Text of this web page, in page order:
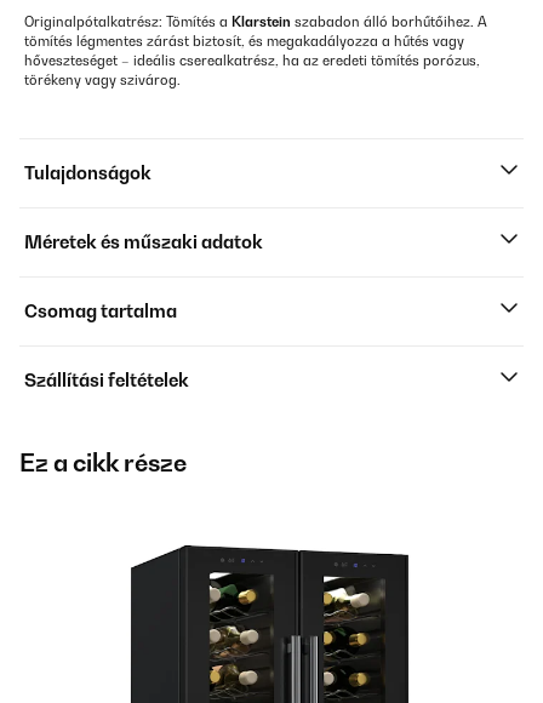
Originalpótalkatrész: Tömítés a Klarstein szabadon álló borhűtőihez. A
tömítés légmentes zárást biztosít, és megakadályozza a hűtés vagy
hőveszteséget – ideális cserealkatrész, ha az eredeti tömítés porózus,
törékeny vagy szivárog.
Tulajdonságok
Méretek és műszaki adatok
Csomag tartalma
Szállítási feltételek
Ez a cikk része